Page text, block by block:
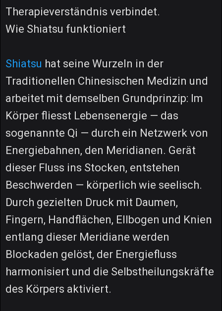
Therapieverständnis verbindet.
Wie Shiatsu funktioniert
Shiatsu hat seine Wurzeln in der
Traditionellen Chinesischen Medizin und
arbeitet mit demselben Grundprinzip: Im
Körper fliesst Lebensenergie — das
sogenannte Qi — durch ein Netzwerk von
Energiebahnen, den Meridianen. Gerät
dieser Fluss ins Stocken, entstehen
Beschwerden — körperlich wie seelisch.
Durch gezielten Druck mit Daumen,
Fingern, Handflächen, Ellbogen und Knien
entlang dieser Meridiane werden
Blockaden gelöst, der Energiefluss
harmonisiert und die Selbstheilungskräfte
des Körpers aktiviert.